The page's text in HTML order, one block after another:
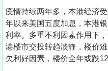
疫情持续两年多，本港经济
年以来美国五度加息，本港
利率。多重不利因素作用下
港楼市交投转趋淡静，楼价
欠利好因素，楼价全年或跌